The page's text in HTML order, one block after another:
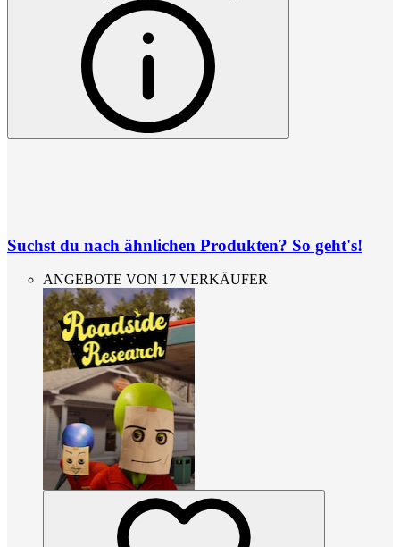
Suchst du nach ähnlichen Produkten? So geht's!
ANGEBOTE VON 17 VERKÄUFER